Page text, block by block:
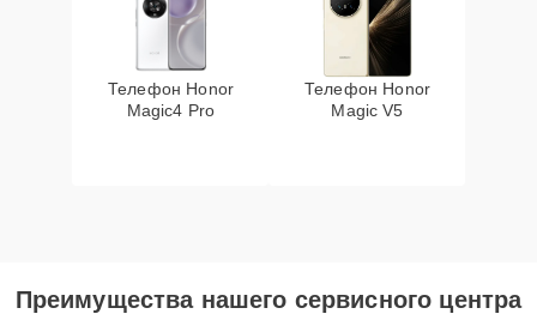
Телефон Honor
Magic4 Pro
Телефон Honor
Magic V5
Преимущества нашего сервисного центра